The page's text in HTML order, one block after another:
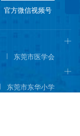
官方微信视频号
东莞市医学会
东莞市东华小学